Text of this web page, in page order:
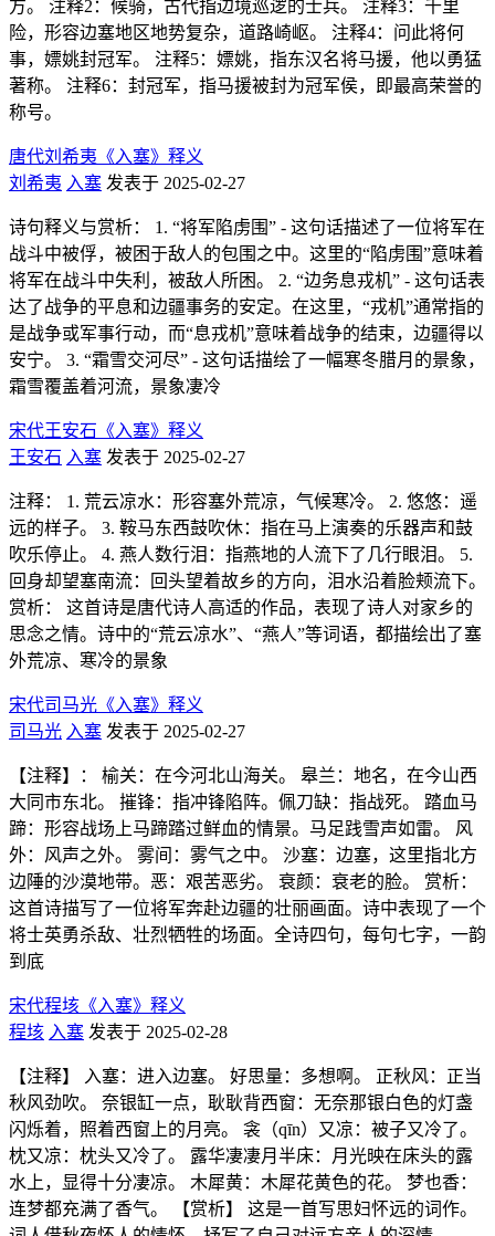
方。 注释2：候骑，古代指边境巡逻的士兵。 注释3：千里
险，形容边塞地区地势复杂，道路崎岖。 注释4：问此将何
事，嫖姚封冠军。 注释5：嫖姚，指东汉名将马援，他以勇猛
著称。 注释6：封冠军，指马援被封为冠军侯，即最高荣誉的
称号。
唐代刘希夷《入塞》释义
刘希夷 入塞 发表于 2025-02-27
诗句释义与赏析： 1. “将军陷虏围” - 这句话描述了一位将军在
战斗中被俘，被困于敌人的包围之中。这里的“陷虏围”意味着
将军在战斗中失利，被敌人所困。 2. “边务息戎机” - 这句话表
达了战争的平息和边疆事务的安定。在这里，“戎机”通常指的
是战争或军事行动，而“息戎机”意味着战争的结束，边疆得以
安宁。 3. “霜雪交河尽” - 这句话描绘了一幅寒冬腊月的景象，
霜雪覆盖着河流，景象凄冷
宋代王安石《入塞》释义
王安石 入塞 发表于 2025-02-27
注释： 1. 荒云凉水：形容塞外荒凉，气候寒冷。 2. 悠悠：遥
远的样子。 3. 鞍马东西鼓吹休：指在马上演奏的乐器声和鼓
吹乐停止。 4. 燕人数行泪：指燕地的人流下了几行眼泪。 5.
回身却望塞南流：回头望着故乡的方向，泪水沿着脸颊流下。
赏析： 这首诗是唐代诗人高适的作品，表现了诗人对家乡的
思念之情。诗中的“荒云凉水”、“燕人”等词语，都描绘出了塞
外荒凉、寒冷的景象
宋代司马光《入塞》释义
司马光 入塞 发表于 2025-02-27
【注释】： 榆关：在今河北山海关。 皋兰：地名，在今山西
大同市东北。 摧锋：指冲锋陷阵。佩刀缺：指战死。 踏血马
蹄：形容战场上马蹄踏过鲜血的情景。马足践雪声如雷。 风
外：风声之外。 雾间：雾气之中。 沙塞：边塞，这里指北方
边陲的沙漠地带。恶：艰苦恶劣。 衰颜：衰老的脸。 赏析：
这首诗描写了一位将军奔赴边疆的壮丽画面。诗中表现了一个
将士英勇杀敌、壮烈牺牲的场面。全诗四句，每句七字，一韵
到底
宋代程垓《入塞》释义
程垓 入塞 发表于 2025-02-28
【注释】 入塞：进入边塞。 好思量：多想啊。 正秋风：正当
秋风劲吹。 奈银缸一点，耿耿背西窗：无奈那银白色的灯盏
闪烁着，照着西窗上的月亮。 衾（qīn）又凉：被子又冷了。
枕又凉：枕头又冷了。 露华凄凄月半床：月光映在床头的露
水上，显得十分凄凉。 木犀黄：木犀花黄色的花。 梦也香：
连梦都充满了香气。 【赏析】 这是一首写思妇怀远的词作。